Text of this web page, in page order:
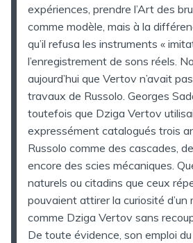
expériences, prendre l’Art des
comme modèle, mais à la
qu’il refusa les instruments «
l’enregistrement de sons réels.
aujourd’hui que Vertov n’avait
travaux de Russolo. Georges
toutefois que Dziga Vertov
expressément catalogués trois
Russolo comme des cascades,
encore des scies mécaniques.
naturels ou citadins que ceux
pouvaient attirer la curiosité d’un
comme Dziga Vertov sans
De toute évidence, son emploi